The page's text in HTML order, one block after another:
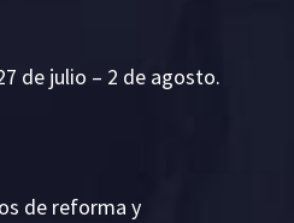
de julio – 2 de agosto.
de reforma y